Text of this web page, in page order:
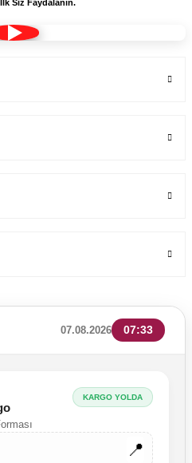
Pati Dünyası Cerrahi Forma
Siz Faydalanın.
07.08.2026 07:33
KARGO YOLDA
📍